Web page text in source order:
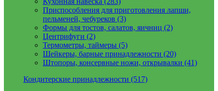
Приспособления для приготовления лапши,
пельменей, чебуреков (3)
Формы для тостов, салатов, яичниц (2)
Центрифуги (2)
Термометры, таймеры (5)
Шейкеры, барные принадлежности (20)
Штопоры, консервные ножи, открывалки (41)
Кондитерские принадлежности (517)